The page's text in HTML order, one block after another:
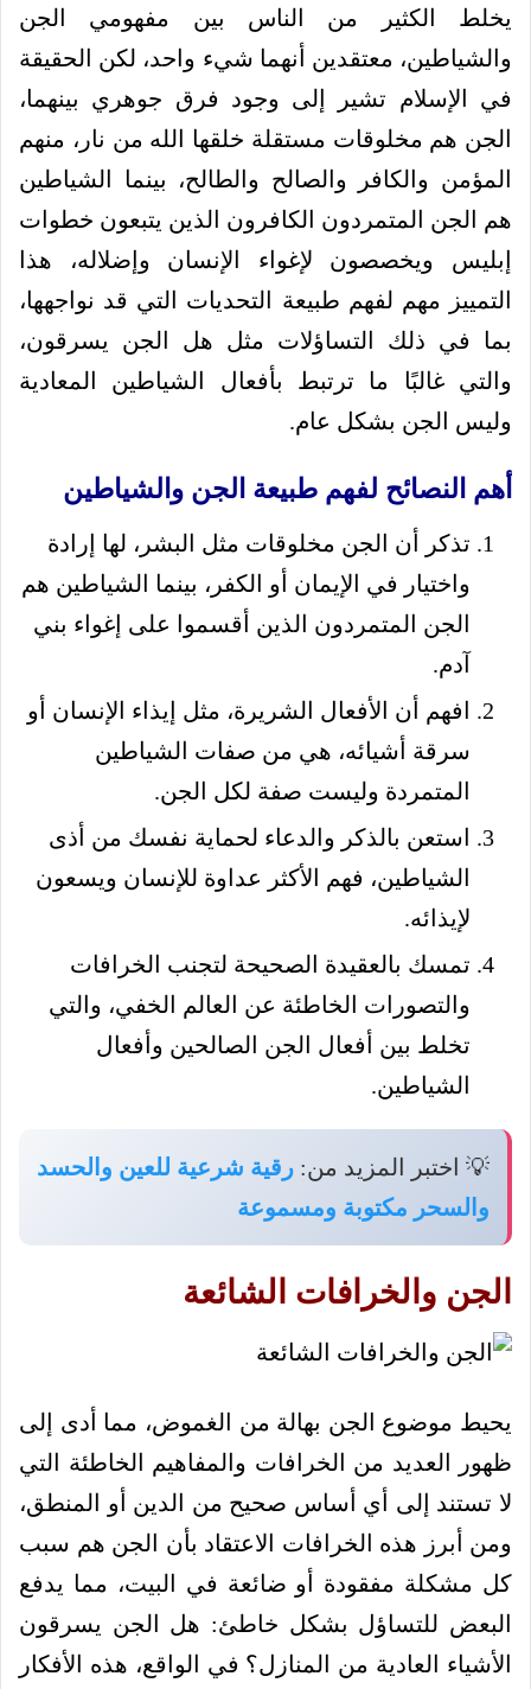
يخلط الكثير من الناس بين مفهومي الجن
والشياطين، معتقدين أنهما شيء واحد، لكن الحقيقة
في الإسلام تشير إلى وجود فرق جوهري بينهما،
الجن هم مخلوقات مستقلة خلقها الله من نار، منهم
المؤمن والكافر والصالح والطالح، بينما الشياطين
هم الجن المتمردون الكافرون الذين يتبعون خطوات
إبليس ويخصصون لإغواء الإنسان وإضلاله، هذا
التمييز مهم لفهم طبيعة التحديات التي قد نواجهها،
بما في ذلك التساؤلات مثل هل الجن يسرقون،
والتي غالبًا ما ترتبط بأفعال الشياطين المعادية
وليس الجن بشكل عام.
أهم النصائح لفهم طبيعة الجن والشياطين
تذكر أن الجن مخلوقات مثل البشر، لها إرادة
واختيار في الإيمان أو الكفر، بينما الشياطين هم
الجن المتمردون الذين أقسموا على إغواء بني
آدم.
افهم أن الأفعال الشريرة، مثل إيذاء الإنسان أو
سرقة أشيائه، هي من صفات الشياطين
المتمردة وليست صفة لكل الجن.
استعن بالذكر والدعاء لحماية نفسك من أذى
الشياطين، فهم الأكثر عداوة للإنسان ويسعون
لإيذائه.
تمسك بالعقيدة الصحيحة لتجنب الخرافات
والتصورات الخاطئة عن العالم الخفي، والتي
تخلط بين أفعال الجن الصالحين وأفعال
الشياطين.
💡 اختبر المزيد من: رقية شرعية للعين والحسد
والسحر مكتوبة ومسموعة
الجن والخرافات الشائعة
يحيط موضوع الجن بهالة من الغموض، مما أدى إلى
ظهور العديد من الخرافات والمفاهيم الخاطئة التي
لا تستند إلى أي أساس صحيح من الدين أو المنطق،
ومن أبرز هذه الخرافات الاعتقاد بأن الجن هم سبب
كل مشكلة مفقودة أو ضائعة في البيت، مما يدفع
البعض للتساؤل بشكل خاطئ: هل الجن يسرقون
الأشياء العادية من المنازل؟ في الواقع، هذه الأفكار